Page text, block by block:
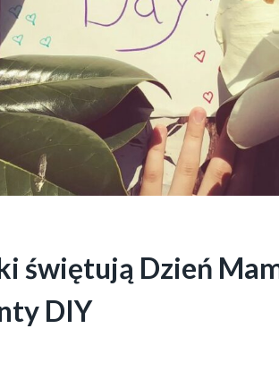
świętują Dzień
DIY